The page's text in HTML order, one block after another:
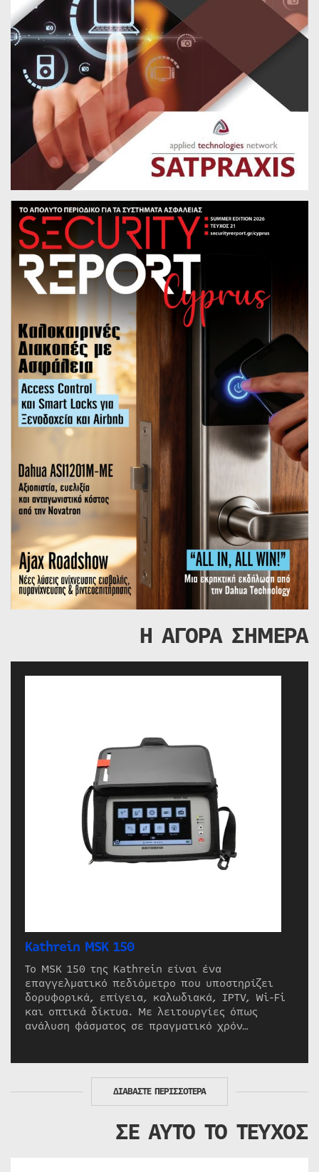
Η ΑΓΟΡΑ ΣΗΜΕΡΑ
Kathrein MSK 150
Το MSK 150 της Kathrein είναι ένα
επαγγελματικό πεδιόμετρο που υποστηρίζει
δορυφορικά, επίγεια, καλωδιακά, IPTV, Wi-Fi
και οπτικά δίκτυα. Με λειτουργίες όπως
ανάλυση φάσματος σε πραγματικό χρόν…
ΔΙΑΒΑΣΤΕ ΠΕΡΙΣΣΟΤΕΡΑ
ΣΕ ΑΥΤΟ ΤΟ ΤΕΥΧΟΣ